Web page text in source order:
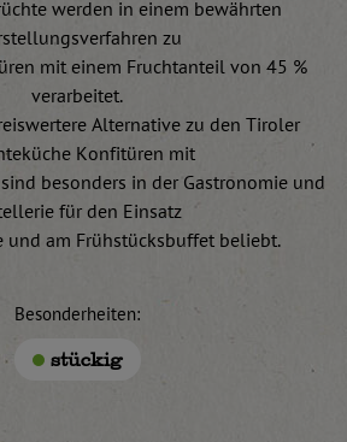
werden in einem bewährten
zu
mit einem Fruchtanteil von 45 %
verarbeitet.
Alternative zu den Tiroler
Konfitüren mit
besonders in der Gastronomie und
für den Einsatz
und am Frühstücksbuffet beliebt.
Besonderheiten:
stückig